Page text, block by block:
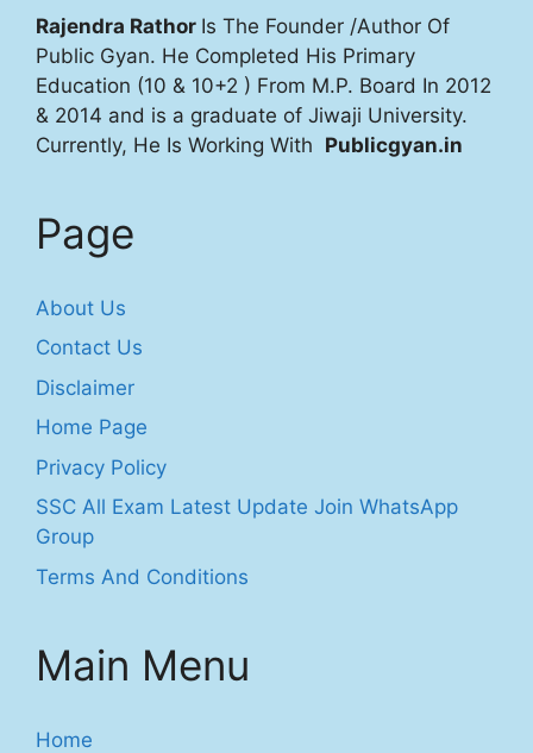
Rajendra Rathor Is The Founder /Author Of
Public Gyan. He Completed His Primary
Education (10 & 10+2 ) From M.P. Board In 2012
& 2014 and is a graduate of Jiwaji University.
Currently, He Is Working With Publicgyan.in
Page
About Us
Contact Us
Disclaimer
Home Page
Privacy Policy
SSC All Exam Latest Update Join WhatsApp
Group
Terms And Conditions
Main Menu
Home